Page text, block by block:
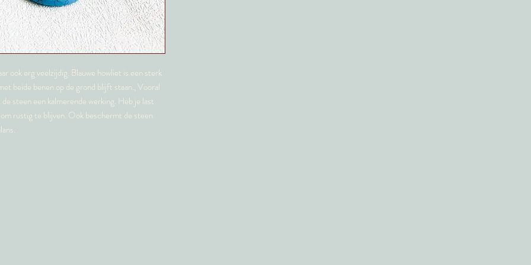
ook erg veelzijdig. Blauwe howliet is een sterk
beide benen op de grond blijft staan., Vooral
steen een kalmerende werking. Heb je last
rustig te blijven. Ook beschermt de steen